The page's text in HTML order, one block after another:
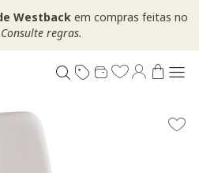
Westback em compras feitas no
Consulte regras.